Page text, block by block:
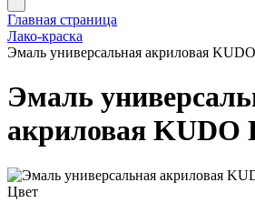
Главная страница
Лако-краска
Эмаль универсальная акриловая
Эмаль
акриловая KUDO
Цвет